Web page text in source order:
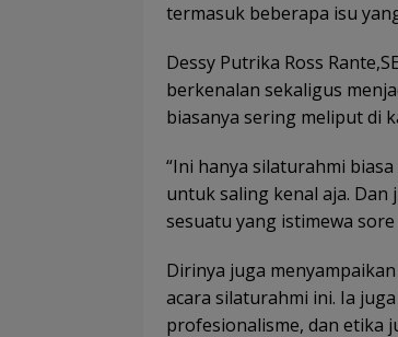
termasuk beberapa isu
Dessy Putrika Ross
berkenalan sekaligus
biasanya sering meliput di
“Ini hanya silaturahmi
untuk saling kenal aja.
sesuatu yang istimewa sore
Dirinya juga
acara silaturahmi ini. Ia
profesionalisme, dan etika